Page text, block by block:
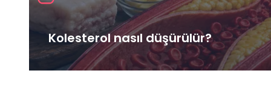
Kolesterol nasıl düşürülür?